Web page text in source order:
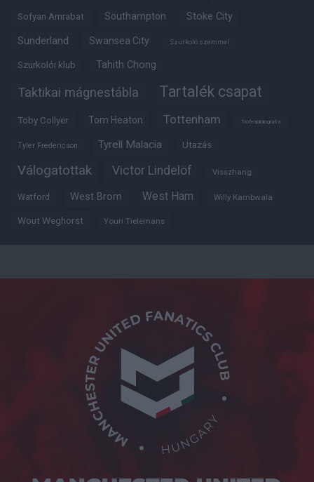
Sofyan Amrabat Southampton Stoke City
Sunderland Swansea City Szurkoló szemmel
Szurkolói klub Tahith Chong
Taktikai mágnestábla Tartalék csapat
Toby Collyer Tom Heaton Tottenham Trófeabibliográfia
Tyler Fredericson Tyrell Malacia Utazás
Válogatottak Victor Lindelöf Visszhang
Watford West Brom West Ham Willy Kambwala
Wout Weghorst Youri Tielemans